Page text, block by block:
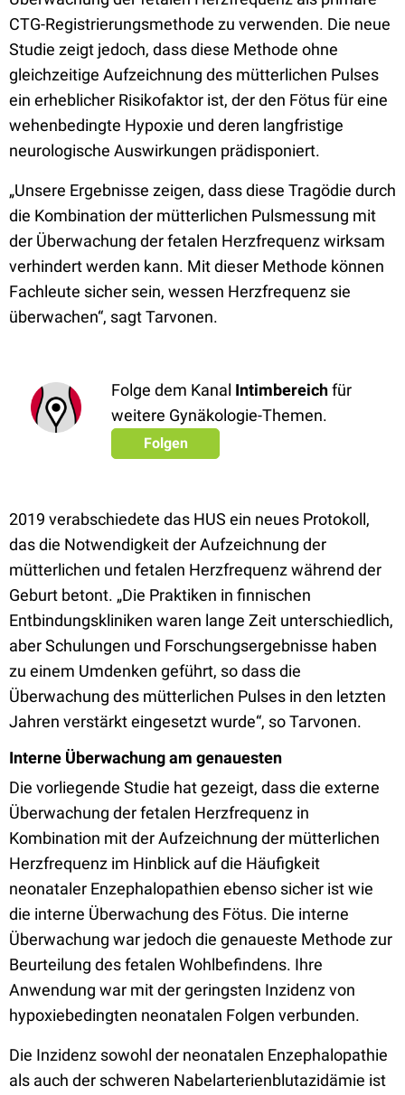
CTG-Registrierungsmethode zu verwenden. Die neue
Studie zeigt jedoch, dass diese Methode ohne
gleichzeitige Aufzeichnung des mütterlichen Pulses
ein erheblicher Risikofaktor ist, der den Fötus für eine
wehenbedingte Hypoxie und deren langfristige
neurologische Auswirkungen prädisponiert.
„Unsere Ergebnisse zeigen, dass diese Tragödie durch
die Kombination der mütterlichen Pulsmessung mit
der Überwachung der fetalen Herzfrequenz wirksam
verhindert werden kann. Mit dieser Methode können
Fachleute sicher sein, wessen Herzfrequenz sie
überwachen“, sagt Tarvonen.
Folge dem Kanal Intimbereichfür
weitere Gynäkologie-Themen.
Folgen
2019 verabschiedete das HUS ein neues Protokoll,
das die Notwendigkeit der Aufzeichnung der
mütterlichen und fetalen Herzfrequenz während der
Geburt betont. „Die Praktiken in finnischen
Entbindungskliniken waren lange Zeit unterschiedlich,
aber Schulungen und Forschungsergebnisse haben
zu einem Umdenken geführt, so dass die
Überwachung des mütterlichen Pulses in den letzten
Jahren verstärkt eingesetzt wurde“, so Tarvonen.
Interne Überwachung am genauesten
Die vorliegende Studie hat gezeigt, dass die externe
Überwachung der fetalen Herzfrequenz in
Kombination mit der Aufzeichnung der mütterlichen
Herzfrequenz im Hinblick auf die Häufigkeit
neonataler Enzephalopathien ebenso sicher ist wie
die interne Überwachung des Fötus. Die interne
Überwachung war jedoch die genaueste Methode zur
Beurteilung des fetalen Wohlbefindens. Ihre
Anwendung war mit der geringsten Inzidenz von
hypoxiebedingten neonatalen Folgen verbunden.
Die Inzidenz sowohl der neonatalen Enzephalopathie
als auch der schweren Nabelarterienblutazidämie ist